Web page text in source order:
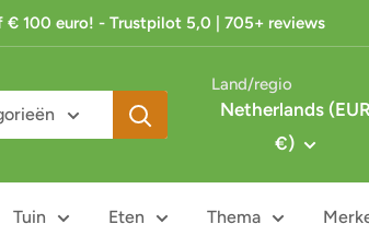
€ 100 euro! - Trustpilot 5,0 | 705+ reviews
Land/regio
Netherlands (EUR
€)
Tuin Eten Thema